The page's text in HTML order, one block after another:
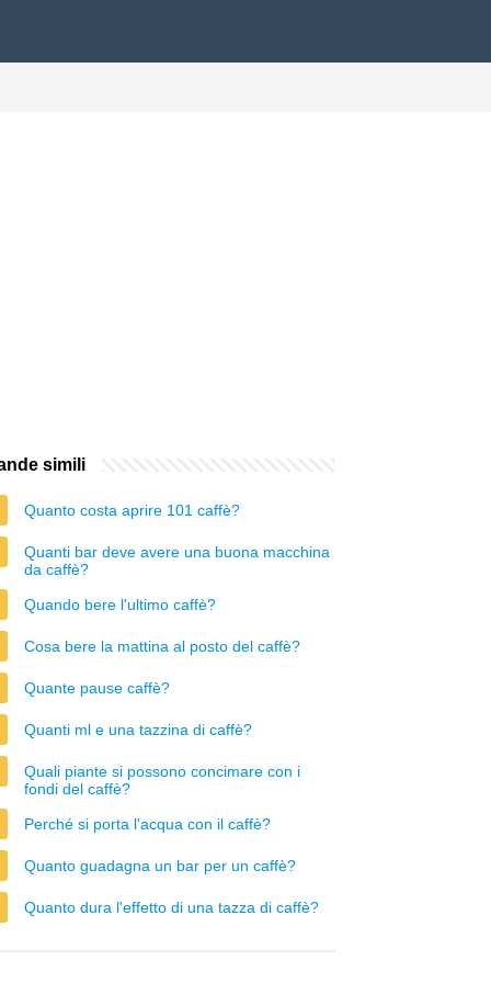
simili
Quanto costa aprire 101 caffè?
Quanti bar deve avere una buona macchina
da caffè?
Quando bere l'ultimo caffè?
Cosa bere la mattina al posto del caffè?
Quante pause caffè?
Quanti ml e una tazzina di caffè?
Quali piante si possono concimare con i
fondi del caffè?
Perché si porta l'acqua con il caffè?
Quanto guadagna un bar per un caffè?
Quanto dura l'effetto di una tazza di caffè?